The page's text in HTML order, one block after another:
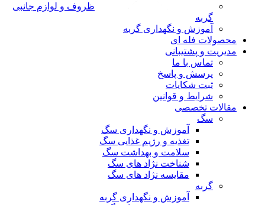
ظروف و لوازم جانبی
گربه
آموزش و نگهداری گربه
محصولات فله ای
مدیریت و پشتیبانی
تماس با ما
پرسش و پاسخ
ثبت شکایات
شرایط و قوانین
مقالات تخصصی
سگ
آموزش و نگهداری سگ
تغذیه و رژیم غذایی سگ
سلامت و بهداشت سگ
شناخت نژاد های سگ
مقایسه نژاد های سگ
گربه
آموزش و نگهداری گربه